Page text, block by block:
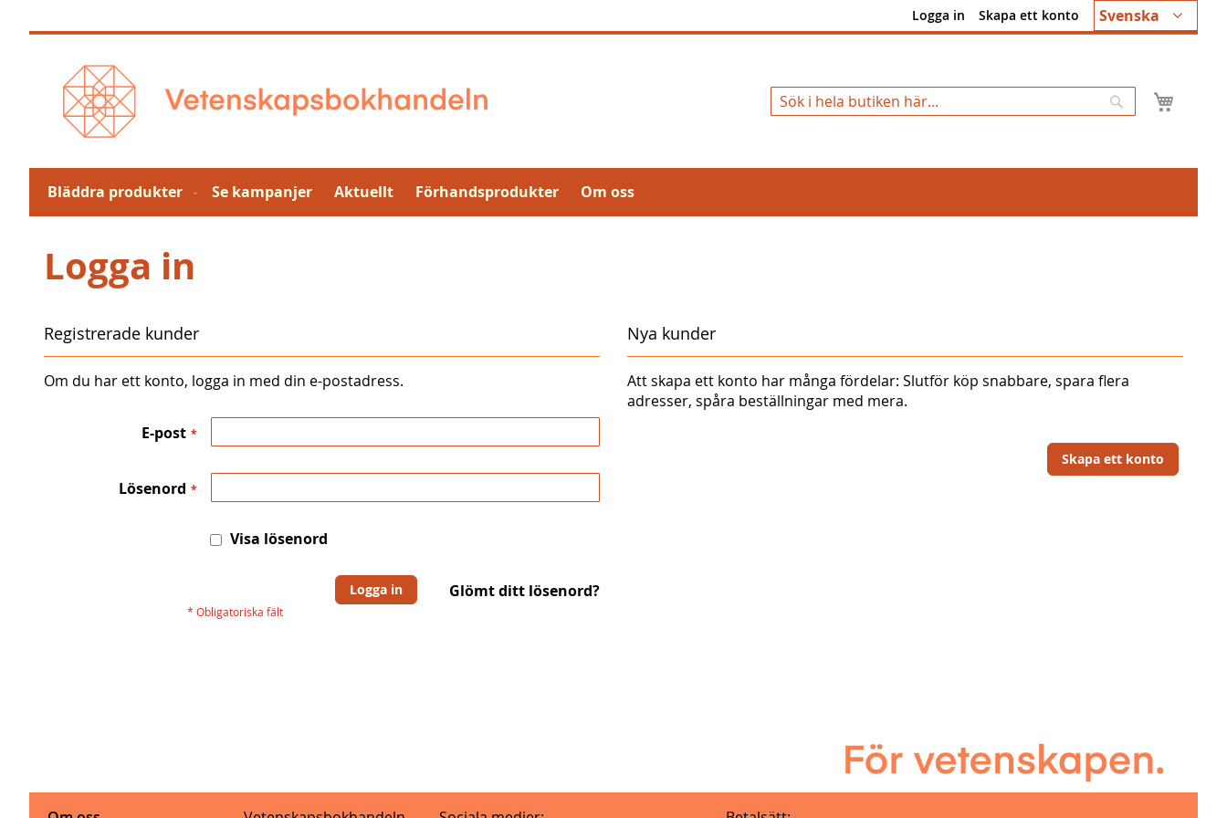
till
Språk
Svenska
Logga in Skapa ett konto
Sök
Bläddra produkter Se kampanjer Aktuellt Förhandsprodukter Om oss
Logga in
Registrerade kunder
Om du har ett konto, logga in med din e-postadress.
E-post
Lösenord
Visa lösenord
Logga in Glömt ditt lösenord?
Nya kunder
Att skapa ett konto har många fördelar: Slutför köp snabbare, spara flera
adresser, spåra beställningar med mera.
Skapa ett konto